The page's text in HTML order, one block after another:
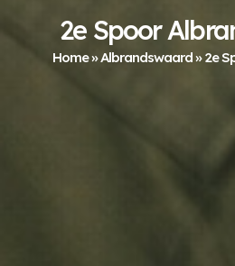
2e Spoor
Home»Albrandswaard»2e